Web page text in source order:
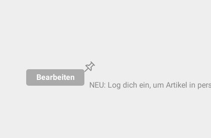
Bearbeiten
NEU: Log dich ein, um Artikel in